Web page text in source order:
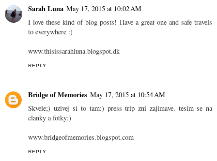
Sarah Luna May 17, 2015 at 10:02 AM
I love these kind of blog posts! Have a great one and safe travels
to everywhere :)
www.thisissarahluna.blogspot.dk
REPLY
Bridge of Memories May 17, 2015 at 10:54 AM
Skvele;) uzivej si to tam:) press trip zni zajimave. tesim se na
clanky a fotky:)
www.bridgeofmemories.blogspot.com
REPLY